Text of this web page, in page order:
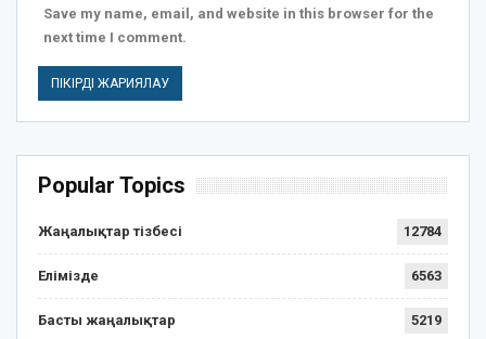
Save my name, email, and website in this browser for the
next time I comment.
Popular Topics
Жаңалықтар тізбесі 12784
Елімізде 6563
Басты жаңалықтар 5219